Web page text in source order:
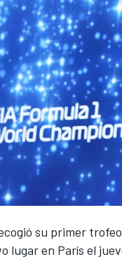
su primer
lugar en París el